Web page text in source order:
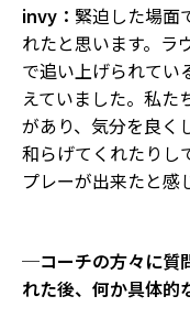
invy： 緊迫した場面
れたと思います。ラ
で追い上げられてい
えていました。私た
があり、気分を良く
和らげてくれたりし
プレーが出来たと感
─コーチの方々に質
れた後、何か具体的